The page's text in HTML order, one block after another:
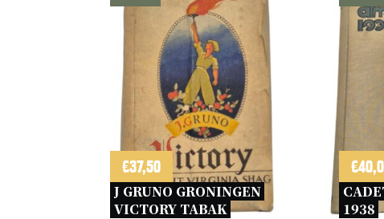
€37,50
J GRUNO GRONINGEN
VICTORY TABAK
€
1938